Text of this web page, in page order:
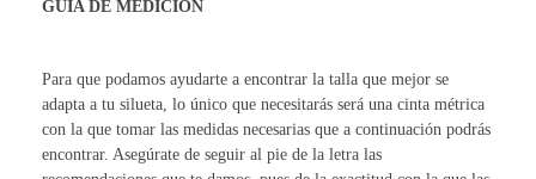
GUÍA DE MEDICIÓN
Para que podamos ayudarte a encontrar la talla que mejor se
adapta a tu silueta, lo único que necesitarás será una cinta métrica
con la que tomar las medidas necesarias que a continuación podrás
encontrar. Asegúrate de seguir al pie de la letra las